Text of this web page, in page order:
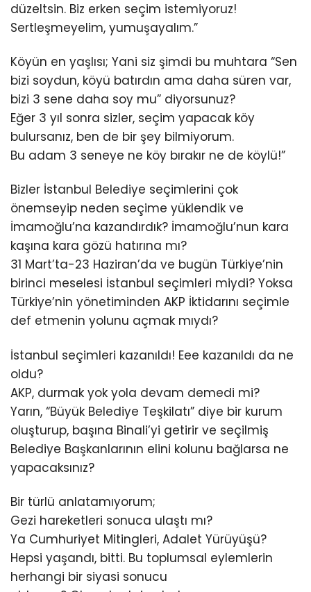
düzeltsin. Biz erken seçim istemiyoruz!
Sertleşmeyelim, yumuşayalım.”
Köyün en yaşlısı; Yani siz şimdi bu muhtara “Sen
bizi soydun, köyü batırdın ama daha süren var,
bizi 3 sene daha soy mu” diyorsunuz?
Eğer 3 yıl sonra sizler, seçim yapacak köy
bulursanız, ben de bir şey bilmiyorum.
Bu adam 3 seneye ne köy bırakır ne de köylü!”
Bizler İstanbul Belediye seçimlerini çok
önemseyip neden seçime yüklendik ve
İmamoğlu’na kazandırdık? İmamoğlu’nun kara
kaşına kara gözü hatırına mı?
31 Mart’ta-23 Haziran’da ve bugün Türkiye’nin
birinci meselesi İstanbul seçimleri miydi? Yoksa
Türkiye’nin yönetiminden AKP İktidarını seçimle
def etmenin yolunu açmak mıydı?
İstanbul seçimleri kazanıldı! Eee kazanıldı da ne
oldu?
AKP, durmak yok yola devam demedi mi?
Yarın, “Büyük Belediye Teşkilatı” diye bir kurum
oluşturup, başına Binali’yi getirir ve seçilmiş
Belediye Başkanlarının elini kolunu bağlarsa ne
yapacaksınız?
Bir türlü anlatamıyorum;
Gezi hareketleri sonuca ulaştı mı?
Ya Cumhuriyet Mitingleri, Adalet Yürüyüşü?
Hepsi yaşandı, bitti. Bu toplumsal eylemlerin
herhangi bir siyasi sonucu